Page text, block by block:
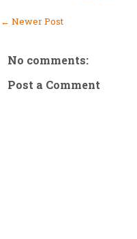
← Newer Post
No comments:
Post a Comment